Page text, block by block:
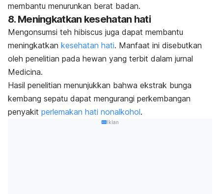
membantu menurunkan berat badan.
8. Meningkatkan kesehatan hati
Mengonsumsi teh hibiscus juga dapat membantu
meningkatkan kesehatan hati. Manfaat ini disebutkan
oleh penelitian pada hewan yang terbit dalam jurnal
Medicina.
Hasil penelitian menunjukkan bahwa ekstrak bunga
kembang sepatu dapat mengurangi perkembangan
penyakit perlemakan hati nonalkohol.
Iklan